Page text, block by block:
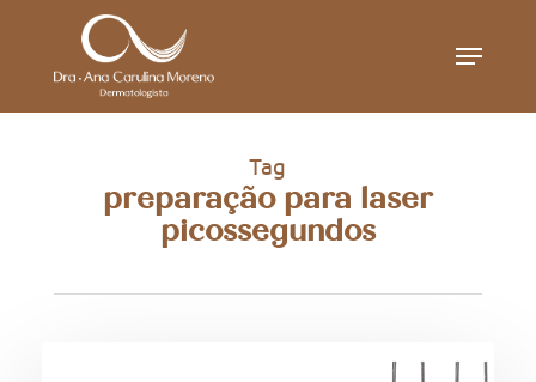
Menu
Tag
preparação para laser
picossegundos